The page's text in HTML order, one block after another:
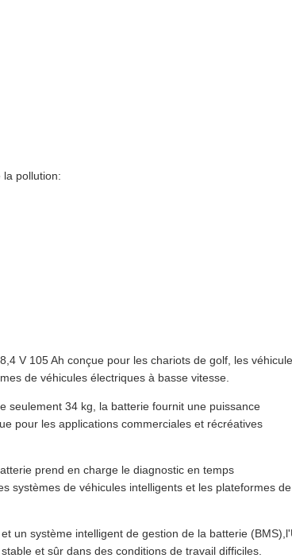
la pollution:
V 105 Ah conçue pour les chariots de golf, les
de véhicules électriques à basse vitesse.
seulement 34 kg, la batterie fournit une puissance
pour les applications commerciales et récréatives
prend en charge le diagnostic en temps
systèmes de véhicules intelligents et les plateformes de
un système intelligent de gestion de la batterie
et sûr dans des conditions de travail difficiles.